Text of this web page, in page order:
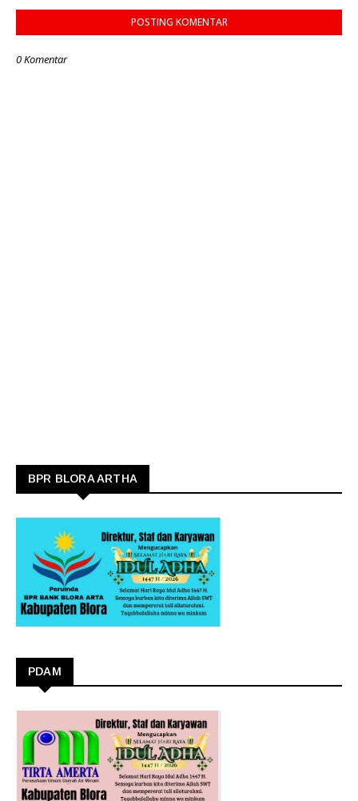
POSTING KOMENTAR
0 Komentar
BPR BLORA ARTHA
PDAM